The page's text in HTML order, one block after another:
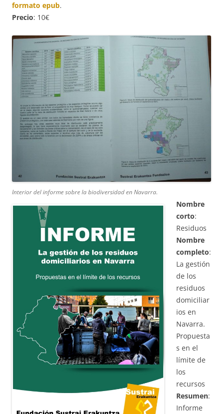
formato epub.
Precio: 10€
Interior del informe sobre la biodiversidad en Navarra.
Nombre
corto:
Residuos
Nombre
completo:
La gestión
de los
residuos
domiciliar
ios en
Navarra.
Propuesta
s en el
límite de
los
recursos
Resumen:
Informe